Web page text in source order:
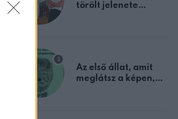
törölt jelenete
Az első állat, amit
meglátsz a képen,